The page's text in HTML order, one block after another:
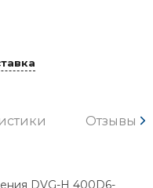
Отзывы
DVG-H 400D6-